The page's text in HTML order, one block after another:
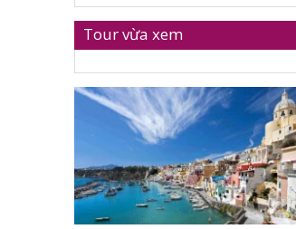
Tour vừa xem